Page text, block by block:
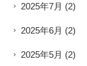
2025年7月 (2)
2025年6月 (2)
2025年5月 (2)